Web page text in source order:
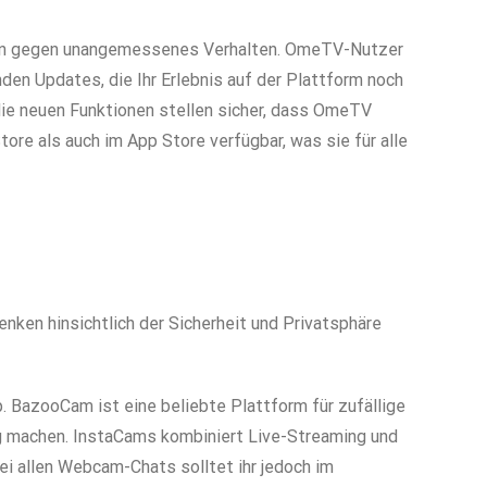
unangemessenes Verhalten. OmeTV-Nutzer
Updates, die Ihr Erlebnis auf der Plattform noch
neuen Funktionen stellen sicher, dass OmeTV
als auch im App Store verfügbar, was sie für alle
hinsichtlich der Sicherheit und Privatsphäre
BazooCam ist eine beliebte Plattform für zufällige
InstaCams kombiniert Live-Streaming und
allen Webcam-Chats solltet ihr jedoch im